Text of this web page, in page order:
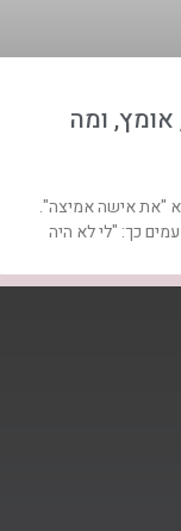
ומה
"את אישה אמיצה".
כך: "לי לא היה